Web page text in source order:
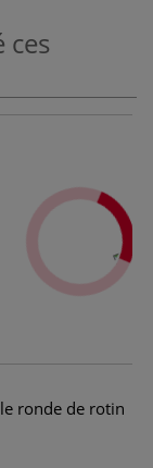
ces
ronde de rotin